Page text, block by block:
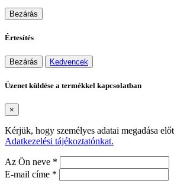
Bezárás
Értesítés
Bezárás Kedvencek
Üzenet küldése a termékkel kapcsolatban
×
Kérjük, hogy személyes adatai megadása
Adatkezelési tájékoztatónkat.
Az Ön neve *
E-mail címe *